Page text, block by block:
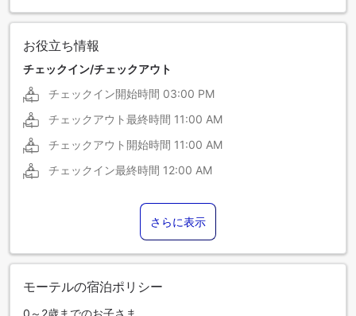
お役立ち情報
チェックイン/チェックアウト
チェックイン開始時間 03:00 PM
チェックアウト最終時間 11:00 AM
チェックアウト開始時間 11:00 AM
チェックイン最終時間 12:00 AM
さらに表示
モーテルの宿泊ポリシー
0～2歳までのお子さま